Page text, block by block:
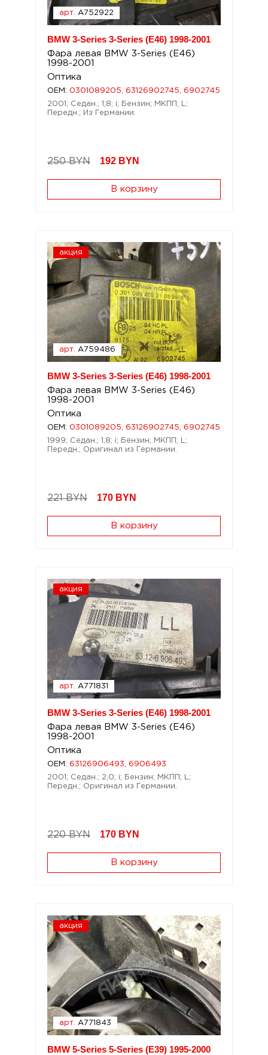
арт. A752922
BMW 3-Series 3-Series (E46) 1998-2001
Фара левая BMW 3-Series (E46)
1998-2001
Оптика
OEM: 0301089205, 63126902745, 6902745
2001; Седан.; 1,8; i; Бензин; МКПП; L;
Передн.; Из Германии.
250 BYN 192 BYN
В корзину
акция
арт. A759486
BMW 3-Series 3-Series (E46) 1998-2001
Фара левая BMW 3-Series (E46)
1998-2001
Оптика
OEM: 0301089205, 63126902745, 6902745
1999; Седан.; 1,8; i; Бензин; МКПП; L;
Передн.; Оригинал из Германии.
221 BYN 170 BYN
В корзину
акция
арт. A771831
BMW 3-Series 3-Series (E46) 1998-2001
Фара левая BMW 3-Series (E46)
1998-2001
Оптика
OEM: 63126906493, 6906493
2001; Седан.; 2,0; i; Бензин; МКПП; L;
Передн.; Оригинал из Германии.
220 BYN 170 BYN
В корзину
акция
арт. A771843
BMW 5-Series 5-Series (E39) 1995-2000